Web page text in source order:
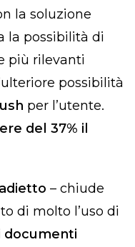
la soluzione
la possibilità di
più rilevanti
possibilità
per l’utente.
del 37% il
– chiude
di molto l’uso di
documenti